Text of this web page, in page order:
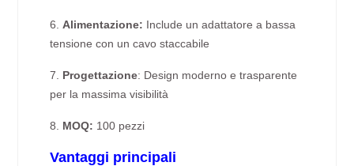
6. Alimentazione: Include un adattatore a bassa
tensione con un cavo staccabile
7. Progettazione: Design moderno e trasparente
per la massima visibilità
8. MOQ: 100 pezzi
Vantaggi principali